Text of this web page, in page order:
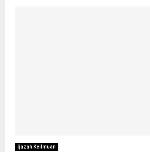
Ijazah Keilmuan